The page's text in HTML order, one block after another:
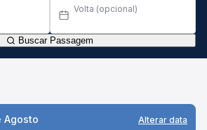
Volta (opcional)
Buscar Passagem
Agosto Alterar data